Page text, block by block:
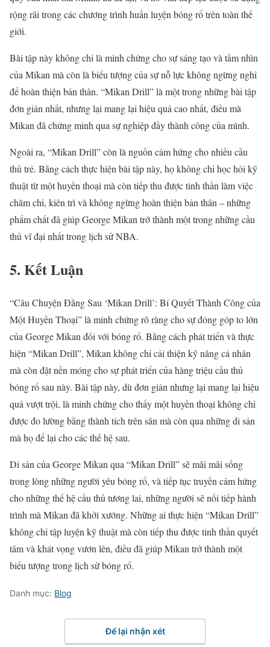
rộng rãi trong các chương trình huấn luyện bóng rổ trên toàn thế
giới.
Bài tập này không chỉ là minh chứng cho sự sáng tạo và tầm nhìn
của Mikan mà còn là biểu tượng của sự nỗ lực không ngừng nghỉ
để hoàn thiện bản thân. “Mikan Drill” là một trong những bài tập
đơn giản nhất, nhưng lại mang lại hiệu quả cao nhất, điều mà
Mikan đã chứng minh qua sự nghiệp đầy thành công của mình.
Ngoài ra, “Mikan Drill” còn là nguồn cảm hứng cho nhiều cầu
thủ trẻ. Bằng cách thực hiện bài tập này, họ không chỉ học hỏi kỹ
thuật từ một huyền thoại mà còn tiếp thu được tinh thần làm việc
chăm chỉ, kiên trì và không ngừng hoàn thiện bản thân – những
phẩm chất đã giúp George Mikan trở thành một trong những cầu
thủ vĩ đại nhất trong lịch sử NBA.
5. Kết Luận
“Câu Chuyện Đằng Sau ‘Mikan Drill’: Bí Quyết Thành Công của
Một Huyền Thoại” là minh chứng rõ ràng cho sự đóng góp to lớn
của George Mikan đối với bóng rổ. Bằng cách phát triển và thực
hiện “Mikan Drill”, Mikan không chỉ cải thiện kỹ năng cá nhân
mà còn đặt nền móng cho sự phát triển của hàng triệu cầu thủ
bóng rổ sau này. Bài tập này, dù đơn giản nhưng lại mang lại hiệu
quả vượt trội, là minh chứng cho thấy một huyền thoại không chỉ
được đo lường bằng thành tích trên sân mà còn qua những di sản
mà họ để lại cho các thế hệ sau.
Di sản của George Mikan qua “Mikan Drill” sẽ mãi mãi sống
trong lòng những người yêu bóng rổ, và tiếp tục truyền cảm hứng
cho những thế hệ cầu thủ tương lai, những người sẽ nối tiếp hành
trình mà Mikan đã khởi xướng. Những ai thực hiện “Mikan Drill”
không chỉ tập luyện kỹ thuật mà còn tiếp thu được tinh thần quyết
tâm và khát vọng vươn lên, điều đã giúp Mikan trở thành một
biểu tượng trong lịch sử bóng rổ.
Danh mục: Blog
Để lại nhận xét